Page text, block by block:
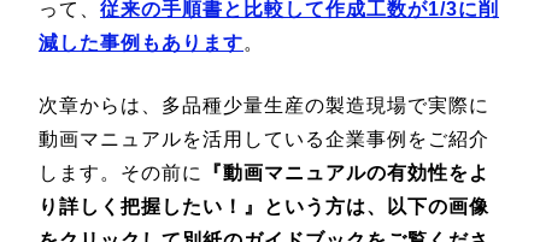
って、 従来の手順書と比較して作成工数が1/3に削
減した事例もあります。
次章からは、多品種少量生産の製造現場で実際に
動画マニュアルを活用している企業事例をご紹介
します。その前に
『動画マニュアルの有効性をよ
り詳しく把握したい！』という方は、以下の画像